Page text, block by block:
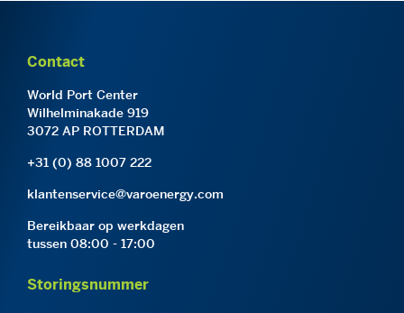
Contact
World Port Center
Wilhelminakade 919
3072 AP ROTTERDAM
+31 (0) 88 1007 222
klantenservice@varoenergy.com
Bereikbaar op werkdagen
tussen 08:00 - 17:00
Storingsnummer